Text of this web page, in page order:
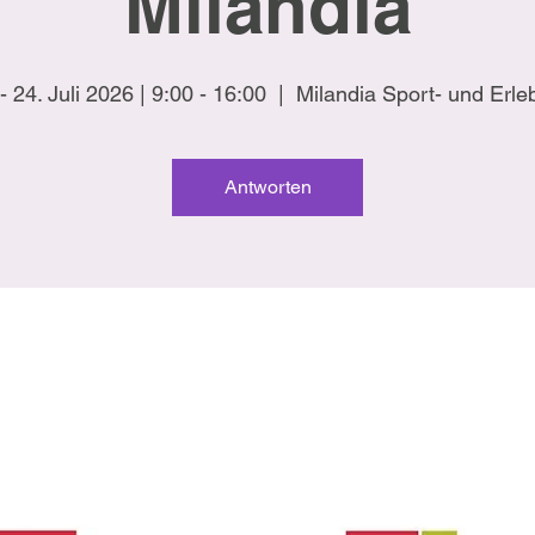
24. Juli 2026 | 9:00 - 16:00
  |
Milandia Sport- und
Antworten